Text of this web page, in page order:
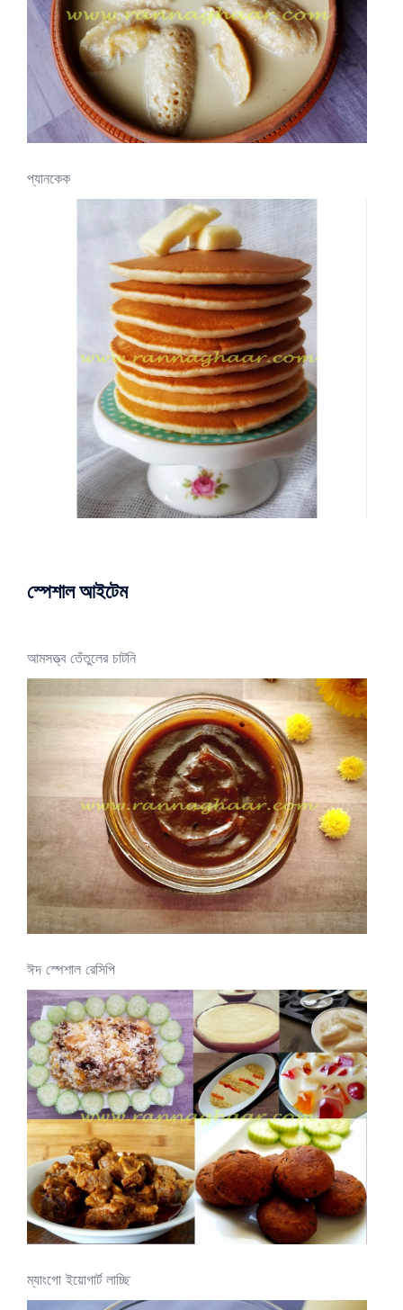
প্যানকেক
স্পেশাল আইটেম
আমসত্ত্ব তেঁতুলের চাটনি
ঈদ স্পেশাল রেসিপি
ম্যাংগো ইয়োগার্ট লাচ্ছি